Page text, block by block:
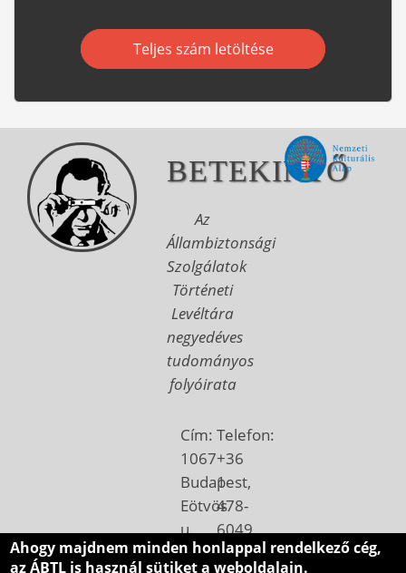
Teljes szám letöltése
BETEKINTŐ
Az
Állambiztonsági
Szolgálatok
Történeti
Levéltára
negyedéves
tudományos
folyóirata
Cím:
1067
Budapest,
Eötvös
u.
7.
Telefon:
+36
1
478-
6049
Email:
Ahogy majdnem minden honlappal rendelkező cég,
az ÁBTL is használ sütiket a weboldalain.